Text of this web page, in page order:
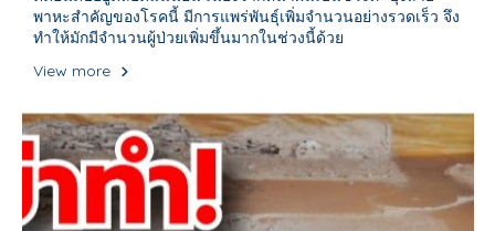
พาหะสำคัญของโรคนี้ มีการแพร่พันธุ์เพิ่มจำนวนอย่างรวดเร็ว จึง
ทำให้มักมีจำนวนผู้ป่วยเพิ่มขึ้นมากในช่วงนี้ด้วย
View more